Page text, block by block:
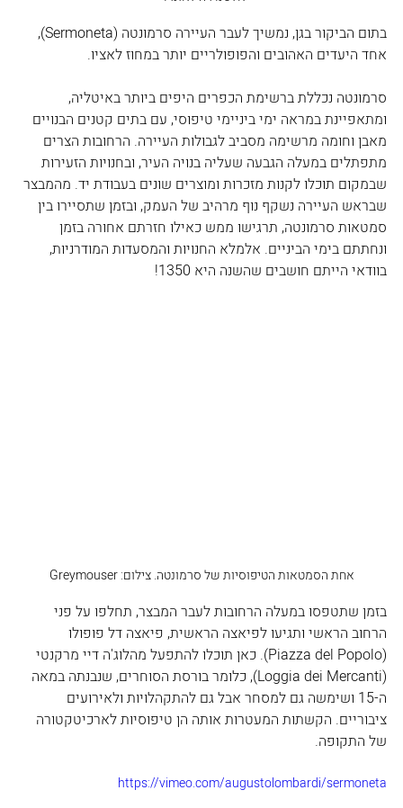
בתום הביקור בגן, נמשיך לעבר העיירה סרמונטה (Sermoneta),
אחד היעדים האהובים והפופולריים יותר במחוז לאציו.
סרמונטה נכללת ברשימת הכפרים היפים ביותר באיטליה,
ומתאפיינת במראה ימי ביניימי טיפוסי, עם בתים קטנים הבנויים
מאבן וחומה מרשימה מסביב לגבולות העיירה. הרחובות הצרים
מתפתלים במעלה הגבעה שעליה בנויה העיר, ובחנויות הזעירות
שבמקום תוכלו לקנות מזכרות ומוצרים שונים בעבודת יד. מהמבצר
שבראש העיירה נשקף נוף מרהיב של העמק, ובזמן שתסיירו בין
סמטאות סרמונטה, תרגישו ממש כאילו חזרתם אחורה בזמן
ונחתתם בימי הביניים. אלמלא החנויות והמסעדות המודרניות,
בוודאי הייתם חושבים שהשנה היא 1350!
אחת הסמטאות הטיפוסיות של סרמונטה. צילום: Greymouser
בזמן שתטפסו במעלה הרחובות לעבר המבצר, תחלפו על פני
הרחוב הראשי ותגיעו לפיאצה הראשית, פיאצה דל פופולו
(Piazza del Popolo). כאן תוכלו להתפעל מהלוג'ה דיי מרקנטי
(Loggia dei Mercanti), כלומר בורסת הסוחרים, שנבנתה במאה
ה-15 ושימשה גם למסחר אבל גם להתקהלויות ולאירועים
ציבוריים. הקשתות המעטרות אותה הן טיפוסיות לארכיטקטורה
של התקופה.
https://vimeo.com/augustolombardi/sermoneta